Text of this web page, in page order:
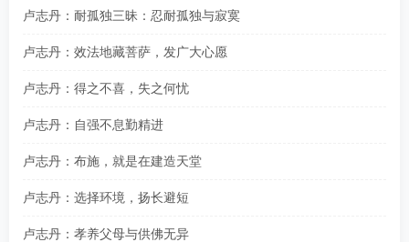
卢志丹：耐孤独三昧：忍耐孤独与寂寞
卢志丹：效法地藏菩萨，发广大心愿
卢志丹：得之不喜，失之何忧
卢志丹：自强不息勤精进
卢志丹：布施，就是在建造天堂
卢志丹：选择环境，扬长避短
卢志丹：孝养父母与供佛无异